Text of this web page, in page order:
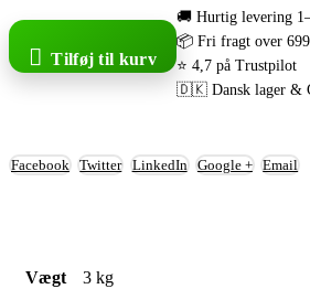
Tilføj til kurv
🚚 Hurtig levering
📦 Fri fragt over
⭐ 4,7 på Trustpilot
🇩🇰 Dansk lager &
Facebook Twitter LinkedIn Google + Email
Vægt
3 kg